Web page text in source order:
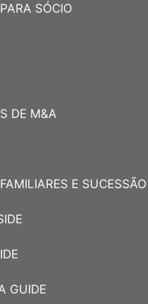
SÓCIO
DE M&A
E SUCESSÃO
GUIDE